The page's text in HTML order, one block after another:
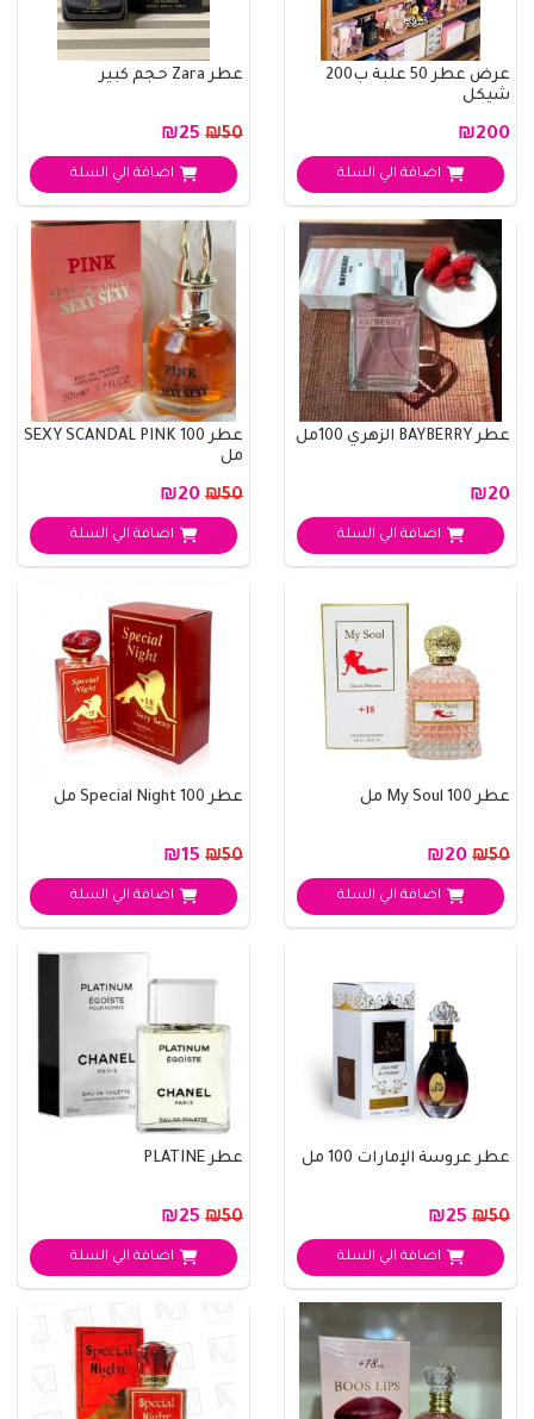
عرض عطر 50 علبة ب200
شيكل
₪200
اضافة الي السلة
عطر Zara حجم كبير
₪50
اضافة الي السلة
عطر BAYBERRY الزهري 100مل
₪20
اضافة الي السلة
عطر SEXY SCANDAL PINK 100
مل
₪50
اضافة الي السلة
عطر My Soul 100 مل
₪50
اضافة الي السلة
عطر Special Night 100 مل
₪50
اضافة الي السلة
عطر عروسة الإمارات 100 مل
₪50
اضافة الي السلة
عطر PLATINE
₪50
اضافة الي السلة